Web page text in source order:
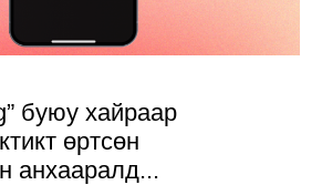
буюу хайраар
өртсөн
анхааралд...